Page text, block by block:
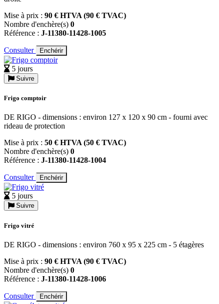
Mise à prix : 90 € HTVA (90 € TVAC)
Nombre d'enchère(s) 0
Référence : J-11380-11428-1005
Consulter Enchérir
5 jours
Suivre
Frigo comptoir
DE RIGO - dimensions : environ 127 x 120 x 90 cm - fourni avec
rideau de protection
Mise à prix : 50 € HTVA (50 € TVAC)
Nombre d'enchère(s) 0
Référence : J-11380-11428-1004
Consulter Enchérir
5 jours
Suivre
Frigo vitré
DE RIGO - dimensions : environ 760 x 95 x 225 cm - 5 étagères
Mise à prix : 90 € HTVA (90 € TVAC)
Nombre d'enchère(s) 0
Référence : J-11380-11428-1006
Consulter Enchérir